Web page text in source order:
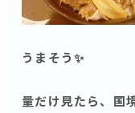
うまそう✨
量だけ見たら、国